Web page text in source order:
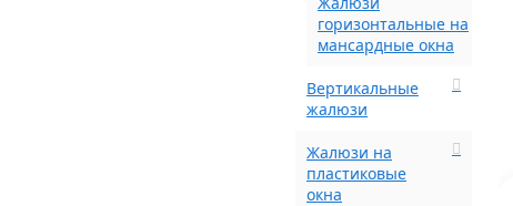
горизонтальные на
мансардные окна
Вертикальные
жалюзи
Жалюзи на
пластиковые
окна